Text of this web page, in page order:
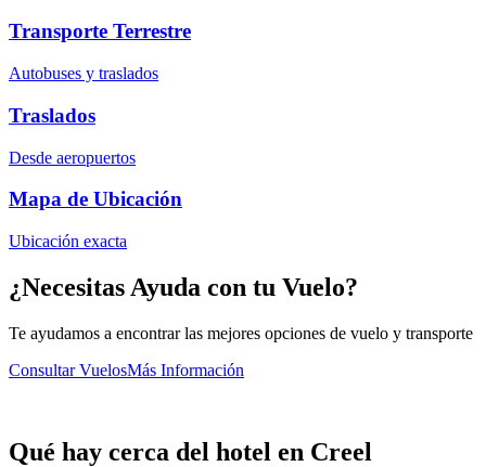
Transporte Terrestre
Autobuses y traslados
Traslados
Desde aeropuertos
Mapa de Ubicación
Ubicación exacta
¿Necesitas Ayuda con tu Vuelo?
Te ayudamos a encontrar las mejores opciones de vuelo y transporte
Consultar VuelosMás Información
Qué hay cerca del hotel en Creel